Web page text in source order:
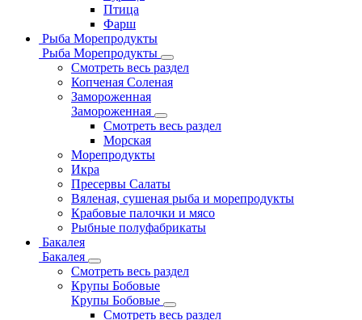
Птица
Фарш
Рыба Морепродукты
Рыба Морепродукты
Смотреть весь раздел
Копченая Соленая
Замороженная
Замороженная
Смотреть весь раздел
Морская
Морепродукты
Икра
Пресервы Салаты
Вяленая, сушеная рыба и морепродукты
Крабовые палочки и мясо
Рыбные полуфабрикаты
Бакалея
Бакалея
Смотреть весь раздел
Крупы Бобовые
Крупы Бобовые
Смотреть весь раздел